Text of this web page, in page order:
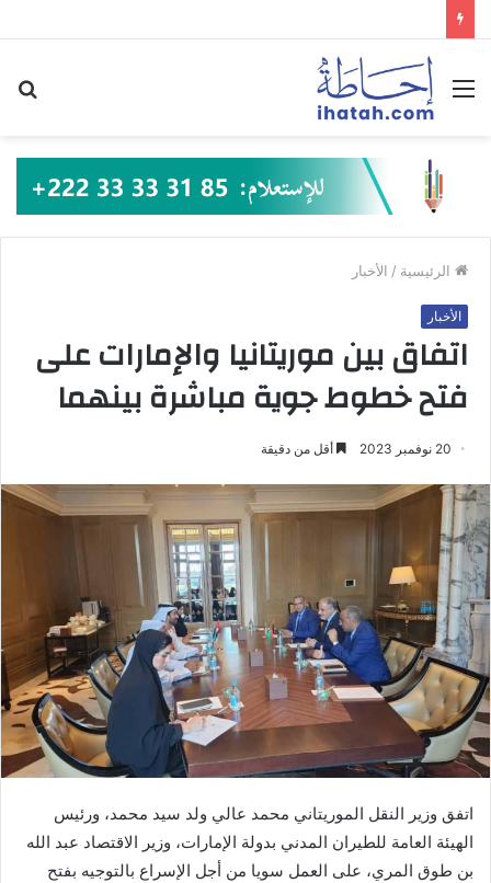
القائمة
الرئيسية / الأخبار
الأخبار
اتفاق بين موريتانيا والإمارات على
فتح خطوط جوية مباشرة بينهما
20 نوفمبر 2023 أقل من دقيقة
اتفق وزير النقل الموريتاني محمد عالي ولد سيد محمد، ورئيس
الهيئة العامة للطيران المدني بدولة الإمارات، وزير الاقتصاد عبد الله
بن طوق المري، على العمل سويا من أجل الإسراع بالتوجيه بفتح